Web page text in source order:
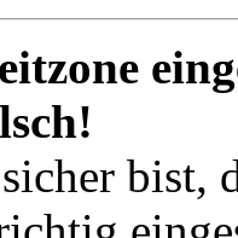
bist,